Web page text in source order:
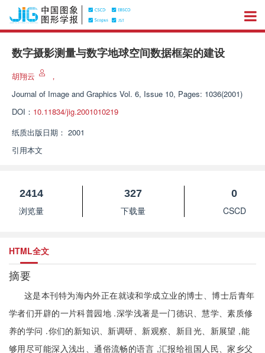
数字摄影测量与数字地球空间数据框架的建设
胡翔云
，
Journal of Image and Graphics Vol. 6, Issue 10, Pages: 1036(2001)
DOI： 10.11834/jig.2001010219
纸质出版日期： 2001
引用本文
2414
浏览量
327
下载量
0
CSCD
HTML全文
摘要
这是本刊特为海内外正在就读和学成立业的博士、博士后青年
学者们开辟的一片科普园地 .深学浅著是一门德识、慧学、素质修
养的学问 .你们的新知识、新调研、新观察、新目光、新展望 ,能
够用尽可能深入浅出、通俗流畅的语言 ,汇报给祖国人民、家乡父